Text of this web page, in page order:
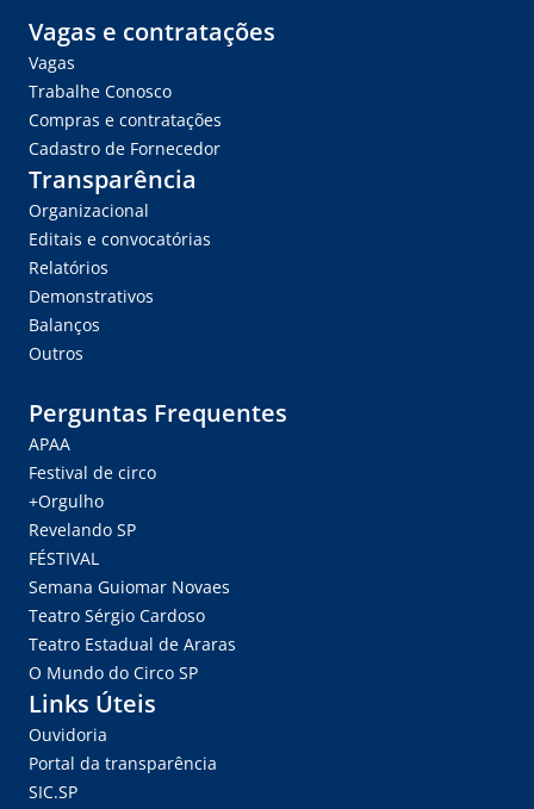
Vagas e contratações
Vagas
Trabalhe Conosco
Compras e contratações
Cadastro de Fornecedor
Transparência
Organizacional
Editais e convocatórias
Relatórios
Demonstrativos
Balanços
Outros
Perguntas Frequentes
APAA
Festival de circo
+Orgulho
Revelando SP
FÉSTIVAL
Semana Guiomar Novaes
Teatro Sérgio Cardoso
Teatro Estadual de Araras
O Mundo do Circo SP
Links Úteis
Ouvidoria
Portal da transparência
SIC.SP